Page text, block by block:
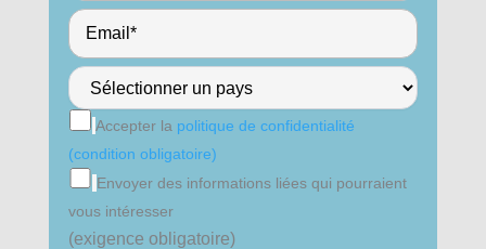
Accepter la politique de confidentialité
(condition obligatoire)
Envoyer des informations liées qui pourraient
vous intéresser
(exigence obligatoire)